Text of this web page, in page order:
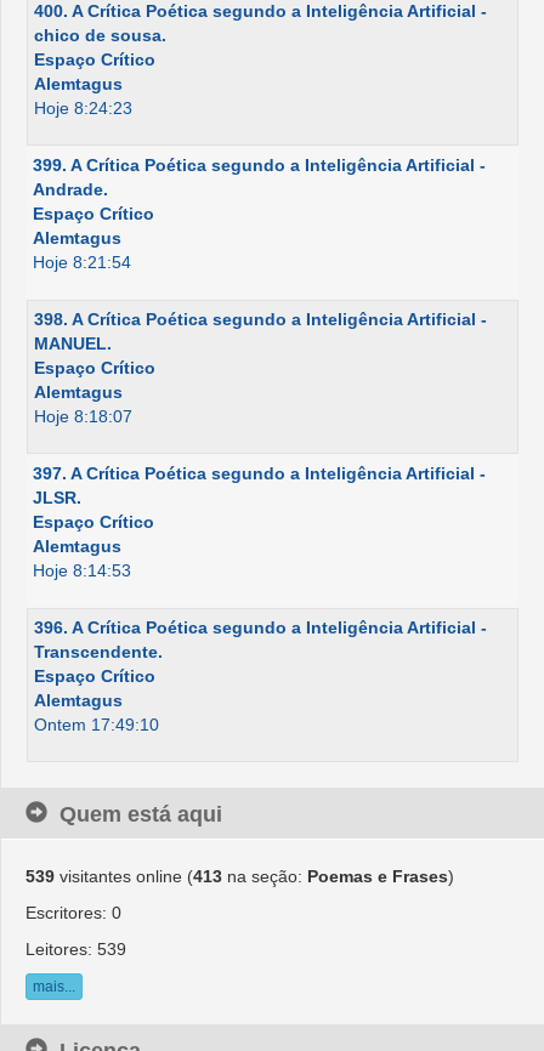
400. A Crítica Poética segundo a Inteligência Artificial -
chico de sousa.
Espaço Crítico
Alemtagus
Hoje 8:24:23
399. A Crítica Poética segundo a Inteligência Artificial -
Andrade.
Espaço Crítico
Alemtagus
Hoje 8:21:54
398. A Crítica Poética segundo a Inteligência Artificial -
MANUEL.
Espaço Crítico
Alemtagus
Hoje 8:18:07
397. A Crítica Poética segundo a Inteligência Artificial -
JLSR.
Espaço Crítico
Alemtagus
Hoje 8:14:53
396. A Crítica Poética segundo a Inteligência Artificial -
Transcendente.
Espaço Crítico
Alemtagus
Ontem 17:49:10
Quem está aqui
539 visitantes online (413 na seção: Poemas e Frases)
Escritores: 0
Leitores: 539
mais...